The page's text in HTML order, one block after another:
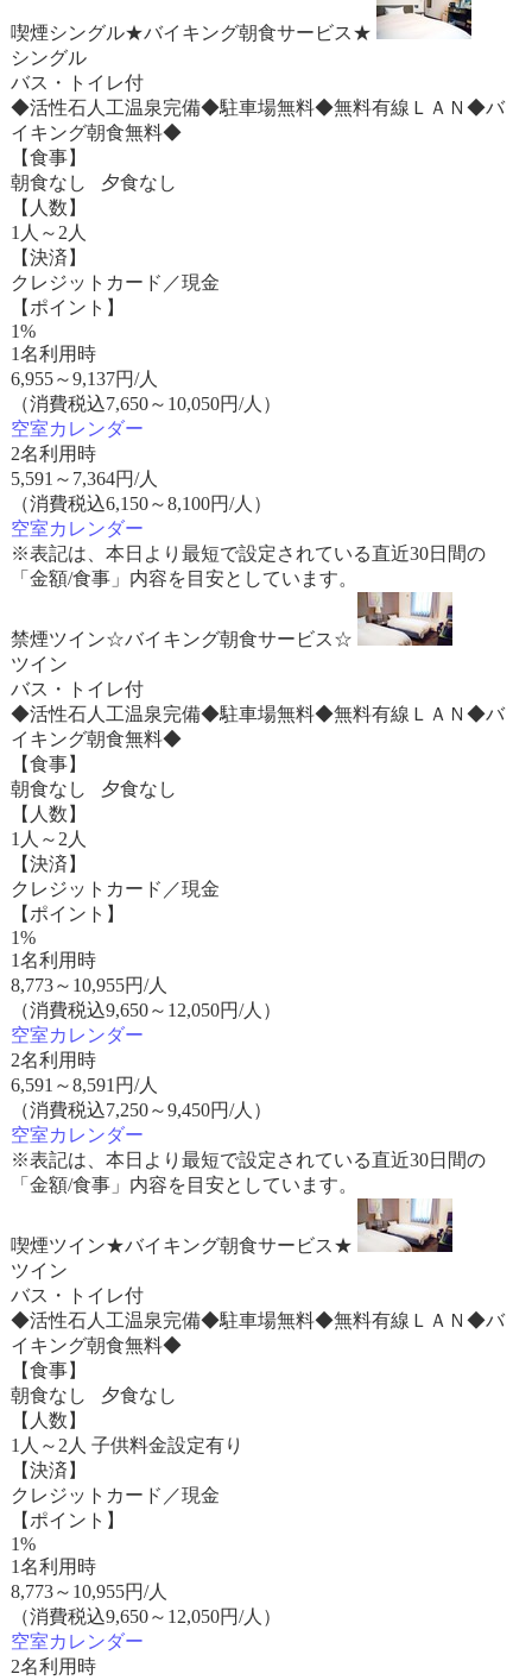
喫煙シングル★バイキング朝食サービス★
シングル
バス・トイレ付
◆活性石人工温泉完備◆駐車場無料◆無料有線ＬＡＮ◆バ
イキング朝食無料◆
【食事】
朝食なし 夕食なし
【人数】
1人～2人
【決済】
クレジットカード／現金
【ポイント】
1%
1名利用時
6,955～9,137円/人
（消費税込7,650～10,050円/人）
空室カレンダー
2名利用時
5,591 ～ 7,364円/人
（消費税込6,150～8,100円/人）
空室カレンダー
※表記は、本日より最短で設定されている直近30日間の
「金額/食事」内容を目安としています。
禁煙ツイン☆バイキング朝食サービス☆
ツイン
バス・トイレ付
◆活性石人工温泉完備◆駐車場無料◆無料有線ＬＡＮ◆バ
イキング朝食無料◆
【食事】
朝食なし 夕食なし
【人数】
1人～2人
【決済】
クレジットカード／現金
【ポイント】
1%
1名利用時
8,773～ 10,955円/人
（消費税込9,650～12,050円/人）
空室カレンダー
2名利用時
6,591 ～8,591 円/人
（消費税込7,250～9,450円/人）
空室カレンダー
※表記は、本日より最短で設定されている直近30日間の
「金額/食事」内容を目安としています。
喫煙ツイン★バイキング朝食サービス★
ツイン
バス・トイレ付
◆活性石人工温泉完備◆駐車場無料◆無料有線ＬＡＮ◆バ
イキング朝食無料◆
【食事】
朝食なし 夕食なし
【人数】
1人～2人 子供料金設定有り
【決済】
クレジットカード／現金
【ポイント】
1%
1名利用時
8,773～ 10,955円/人
（消費税込9,650～12,050円/人）
空室カレンダー
2名利用時